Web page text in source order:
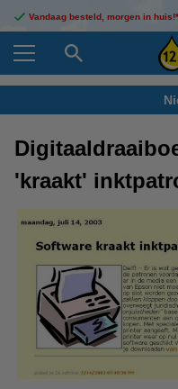
Vandaag besteld, morgen in huis!*
'kraakt'